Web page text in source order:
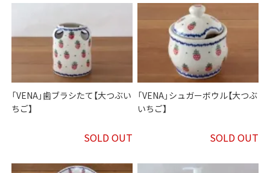
「VENA」歯ブラシたて【大つぶい
ちご】
SOLD OUT
「VENA」シュガーボウル【大つぶ
いちご】
SOLD OUT